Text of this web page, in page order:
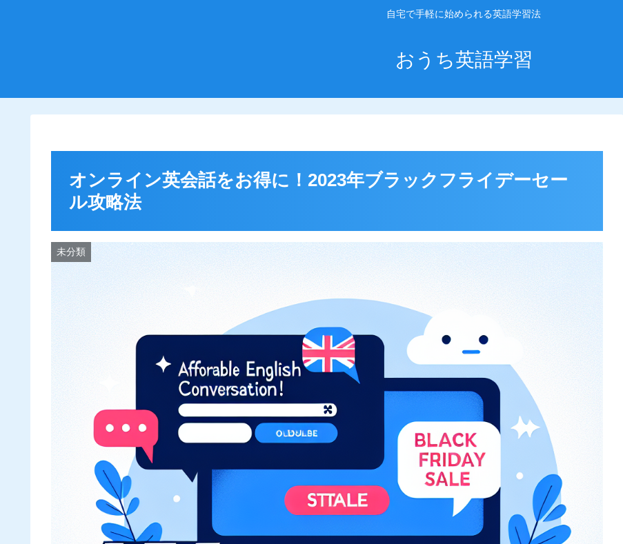
自宅で手軽に始められる英語学習法
おうち英語学習
オンライン英会話をお得に！2023年ブラックフライデーセー
ル攻略法
未分類